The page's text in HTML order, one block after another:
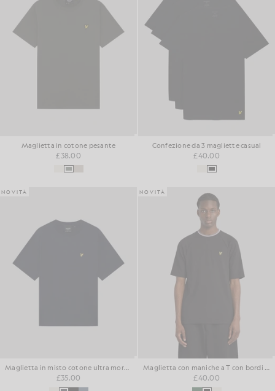
Maglietta in cotone pesante
£38.00
Confezione da 3 magliette casual
£40.00
NOVITÀ
Maglietta in misto cotone ultra morbido
£35.00
NOVITÀ
Maglietta con maniche a T con bordi rifiniti
£40.00